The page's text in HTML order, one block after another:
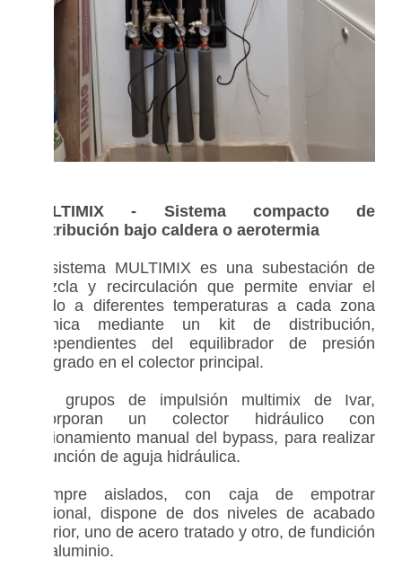
MULTIMIX - Sistema compacto de
distribución bajo caldera o aerotermia
El sistema MULTIMIX es una subestación de
mezcla y recirculación que permite enviar el
fluido a diferentes temperaturas a cada zona
térmica mediante un kit de distribución,
independientes del equilibrador de presión
integrado en el colector principal.
Los grupos de impulsión multimix de Ivar,
incorporan un colector hidráulico con
accionamiento manual del bypass, para realizar
la función de aguja hidráulica.
Siempre aislados, con caja de empotrar
opcional, dispone de dos niveles de acabado
interior, uno de acero tratado y otro, de fundición
de aluminio.